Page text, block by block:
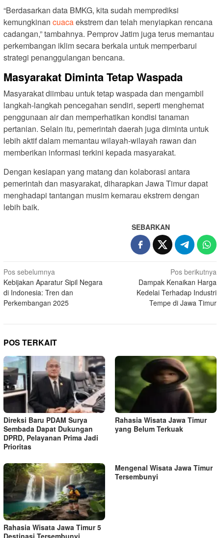
“Berdasarkan data BMKG, kita sudah memprediksi
kemungkinan cuacaekstrem dan telah menyiapkan rencana
cadangan,” tambahnya. Pemprov Jatim juga terus memantau
perkembangan iklim secara berkala untuk memperbarui
strategi penanggulangan bencana.
Masyarakat Diminta Tetap Waspada
Masyarakat diimbau untuk tetap waspada dan mengambil
langkah-langkah pencegahan sendiri, seperti menghemat
penggunaan air dan memperhatikan kondisi tanaman
pertanian. Selain itu, pemerintah daerah juga diminta untuk
lebih aktif dalam memantau wilayah-wilayah rawan dan
memberikan informasi terkini kepada masyarakat.
Dengan kesiapan yang matang dan kolaborasi antara
pemerintah dan masyarakat, diharapkan Jawa Timur dapat
menghadapi tantangan musim kemarau ekstrem dengan
lebih baik.
SEBARKAN
N
a
v
g
a
s
i
p
o
s
Pos sebelumnya
Kebijakan Aparatur Sipil Negara
di Indonesia: Tren dan
Perkembangan 2025
Pos berikutnya
Dampak Kenaikan Harga
Kedelai Terhadap Industri
Tempe di Jawa Timur
POS TERKAIT
Direksi Baru PDAM Surya
Sembada Dapat Dukungan
DPRD, Pelayanan Prima Jadi
Prioritas
Rahasia Wisata Jawa Timur
yang Belum Terkuak
Rahasia Wisata Jawa Timur 5
Destinasi Tersembunyi
Mengenal Wisata Jawa Timur
Tersembunyi